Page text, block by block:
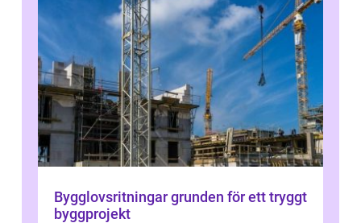
Bygglovsritningar grunden för ett tryggt
byggprojekt